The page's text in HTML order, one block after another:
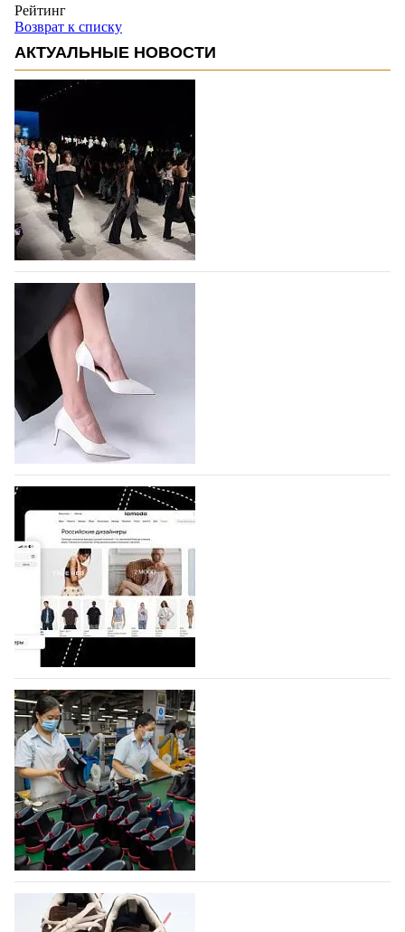
Рейтинг
Возврат к списку
АКТУАЛЬНЫЕ НОВОСТИ
На участие в Московской неделе моды
подано 1047 заявок
На участие в седьмой Московской неделе моды,
которая пройдет в российской столице с 26 сентября
по 1 октября, уже подано 1047 заявок. Примерно
половину из них (494) прислали дизайнеры,
коллекции которых не были представлены в…
07.08.2026 497
BALLINA представит свои новинки на Euro
Shoes
Компания BALLINA Guangzhou Lihuang Footwear
Co., Ltd., основанная в 2011 году и расположенная в
Гуанчжоу, столице моды Китая, является
профессиональной обувной компанией,
объединяющей разработку, производство и…
07.08.2026 354
На платформе Lamoda - новый раздел и
условия продвижения локальных
дизайнерских марок
Российский маркетплейс Lamoda решил обновить
раздел для продажи продукции локальных
дизайнерских марок одежды, обуви и аксессуаров.
Бренды также получат маркетинговую…
06.08.2026 514
Объем мирового производства обуви в